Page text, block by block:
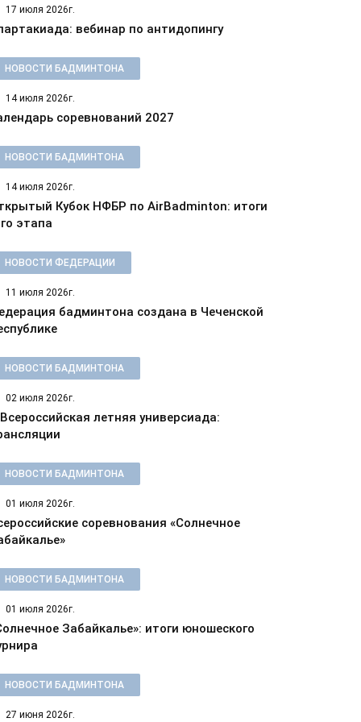
17 июля 2026г.
вебинар по антидопингу
НОВОСТИ БАДМИНТОНА
14 июля 2026г.
соревнований 2027
НОВОСТИ БАДМИНТОНА
14 июля 2026г.
Кубок НФБР по AirBadminton: итоги
этапа
НОВОСТИ ФЕДЕРАЦИИ
11 июля 2026г.
бадминтона создана в Чеченской
НОВОСТИ БАДМИНТОНА
02 июля 2026г.
летняя универсиада:
НОВОСТИ БАДМИНТОНА
01 июля 2026г.
соревнования «Солнечное
НОВОСТИ БАДМИНТОНА
01 июля 2026г.
Забайкалье»: итоги юношеского
НОВОСТИ БАДМИНТОНА
27 июня 2026г.